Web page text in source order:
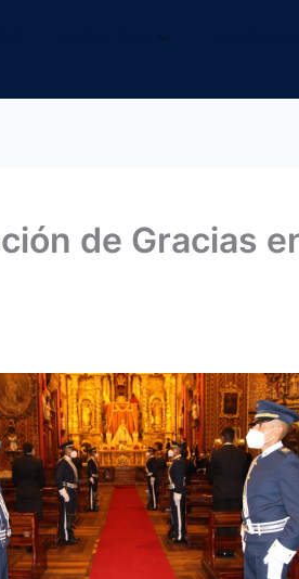
de Gracias